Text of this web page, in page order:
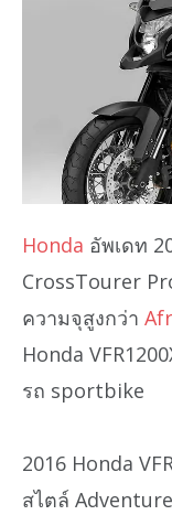
Honda อัพเดท
CrossTourer
ความจุสูงกว่า
Honda
รถ sportbike
2016 Honda
สไตล์